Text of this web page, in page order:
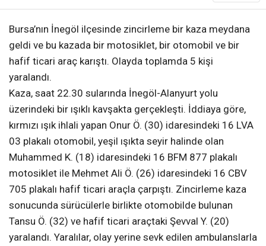
Bursa’nın İnegöl ilçesinde zincirleme bir kaza meydana
geldi ve bu kazada bir motosiklet, bir otomobil ve bir
hafif ticari araç karıştı. Olayda toplamda 5 kişi
yaralandı.
Kaza, saat 22.30 sularında İnegöl-Alanyurt yolu
üzerindeki bir ışıklı kavşakta gerçekleşti. İddiaya göre,
kırmızı ışık ihlali yapan Onur Ö. (30) idaresindeki 16 LVA
03 plakalı otomobil, yeşil ışıkta seyir halinde olan
Muhammed K. (18) idaresindeki 16 BFM 877 plakalı
motosiklet ile Mehmet Ali Ö. (26) idaresindeki 16 CBV
705 plakalı hafif ticari araçla çarpıştı. Zincirleme kaza
sonucunda sürücülerle birlikte otomobilde bulunan
Tansu Ö. (32) ve hafif ticari araçtaki Şevval Y. (20)
yaralandı. Yaralılar, olay yerine sevk edilen ambulanslarla